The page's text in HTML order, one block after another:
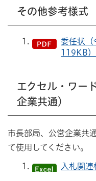
その他参考様式
委任状（
119KB）
エクセル・ワー
企業共通）
市長部局、公営企業共
て使用してください。
入札関連